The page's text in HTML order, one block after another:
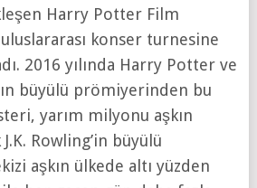
Harry Potter Film
konser turnesine
2016 yılında Harry Potter ve
büyülü prömiyerinden bu
yarım milyonu aşkın
Rowling’in büyülü
aşkın ülkede altı yüzden